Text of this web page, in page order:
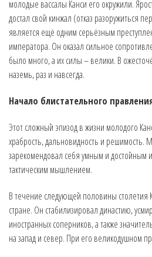
молодые вассалы Канси его окружили.
достал свой кинжал (отказ разоружиться
является ещё одним серьёзным
императора. Он оказал сильное
было много, а их силы – велики. В
наземь, раз и навсегда.
Начало блистательного
Этот сложный эпизод в жизни молодого
храбрость, дальновидность и решимость.
зарекомендовал себя умным и
тактическим мышлением.
В течение следующей половины столетия
стране. Он стабилизировал династию,
иностранных соперников, а также
на запад и север. При его великодушном